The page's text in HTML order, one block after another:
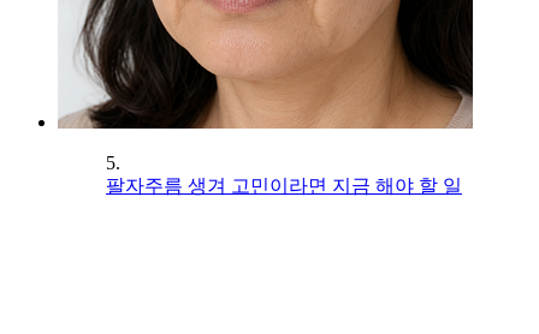
5.
팔자주름 생겨 고민이라면 지금 해야 할 일